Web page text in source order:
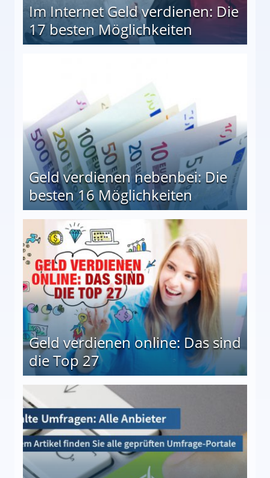
Im Internet Geld verdienen: Die
17 besten Möglichkeiten
Geld verdienen nebenbei: Die
besten 16 Möglichkeiten
Geld verdienen online: Das sind
die Top 27